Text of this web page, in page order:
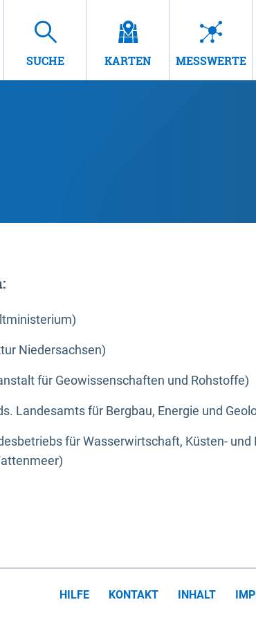
SUCHE KARTEN MESSWERTE
Niedersachsen)
für Geowissenschaften und Rohstoffe)
Landesamts für Bergbau, Energie und
für Wasserwirtschaft, Küsten-
HILFE KONTAKT INHALT